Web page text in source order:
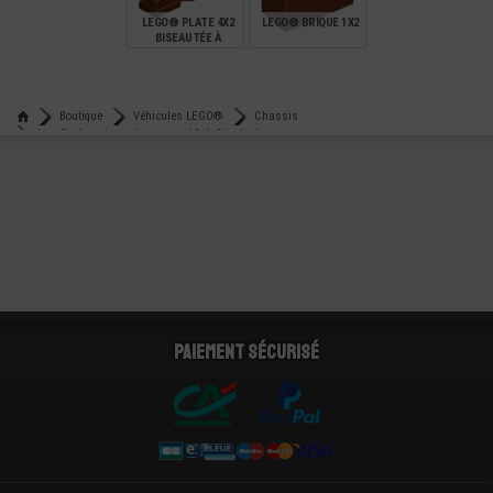
LEGO® PLATE 4X2
BISEAUTÉE À
LEGO® BRIQUE 1X2
Boutique
Véhicules LEGO®
Chassis
Lego® chassis cockpit coque 10x6x2 inclinée
Paiement sécurisé